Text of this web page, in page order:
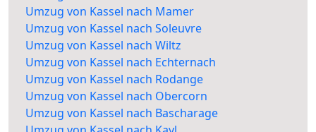
Umzug von Kassel nach Mamer
Umzug von Kassel nach Soleuvre
Umzug von Kassel nach Wiltz
Umzug von Kassel nach Echternach
Umzug von Kassel nach Rodange
Umzug von Kassel nach Obercorn
Umzug von Kassel nach Bascharage